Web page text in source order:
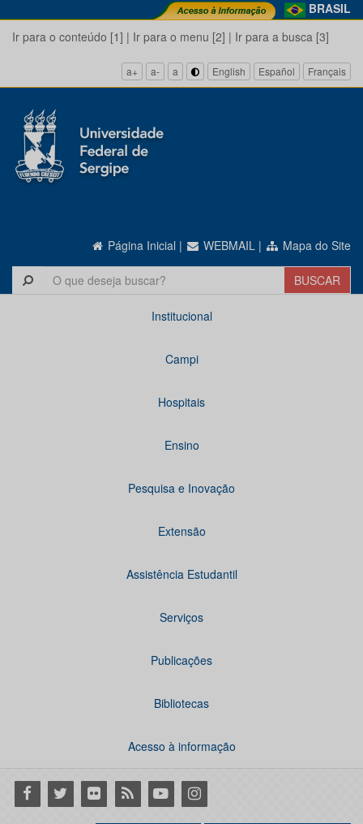
BRASIL
Ir para o conteúdo [1] | Ir para o menu [2] | Ir para a busca [3]
a+ a- a English Español Français
Página Inicial | WEBMAIL | Mapa do Site
Institucional
Campi
Hospitais
Ensino
Pesquisa e Inovação
Extensão
Assistência Estudantil
Serviços
Publicações
Bibliotecas
Acesso à informação
Facebook
Twitter Flickr RSS YoutubeInstagram